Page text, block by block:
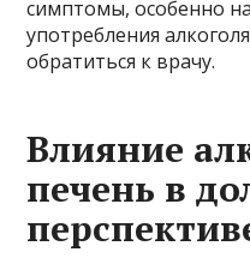
симптомы, особенно
употребления
обратиться к врачу.
Влияние
печень в